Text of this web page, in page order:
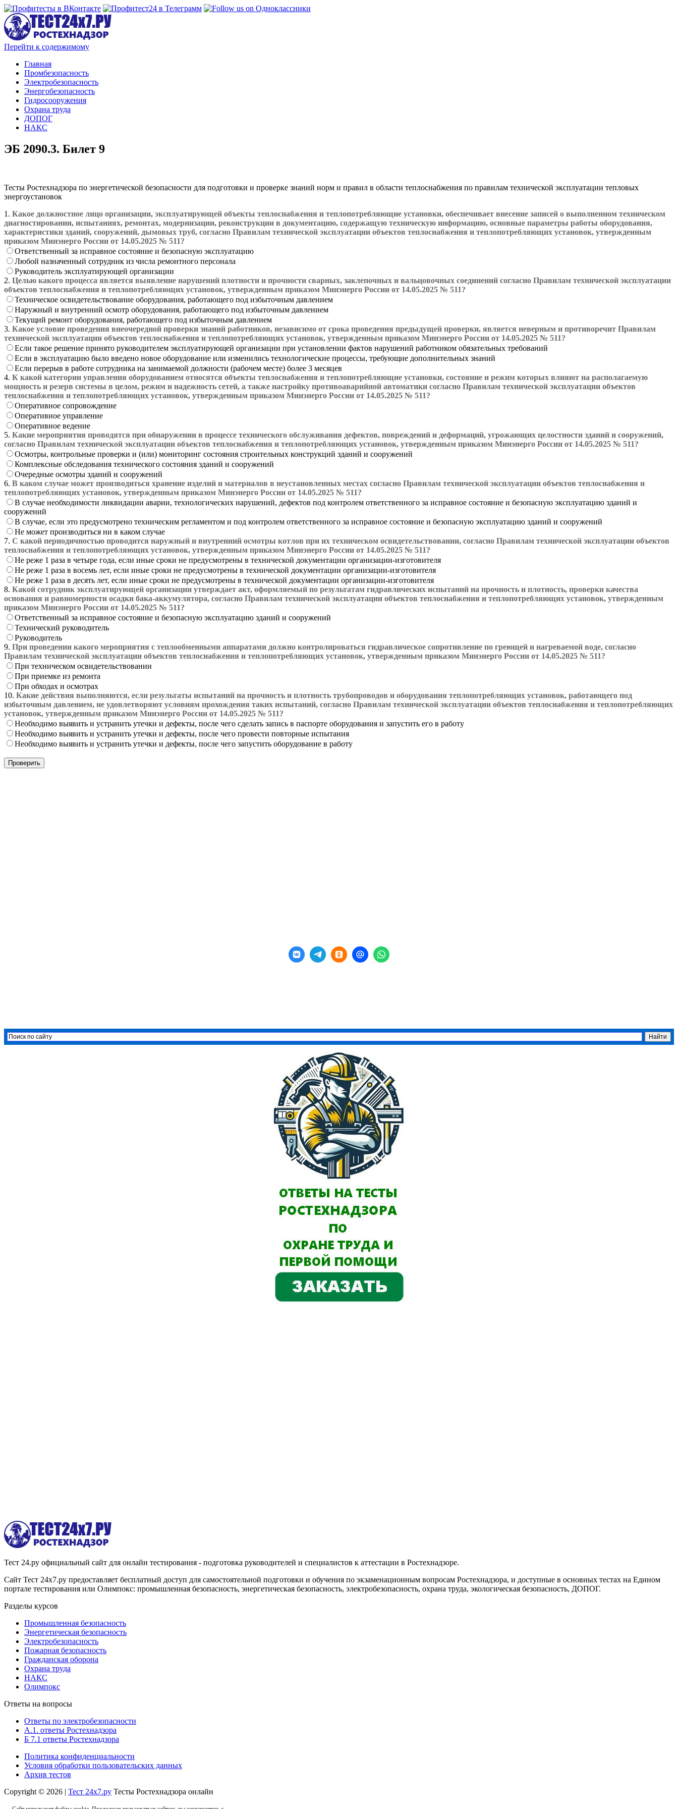
Перейти к содержимому
Главная
Промбезопасность
Электробезопасность
Энергобезопасность
Гидросооружения
Охрана труда
ДОПОГ
НАКС
ЭБ 2090.3. Билет 9
Тесты Ростехнадзора по энергетической безопасности для подготовки и проверке знаний норм и правил в области теплоснабжения по правилам технической эксплуатации тепловых
энергоустановок
1. Какое должностное лицо организации, эксплуатирующей объекты теплоснабжения и теплопотребляющие установки, обеспечивает внесение записей о выполненном техническом
диагностировании, испытаниях, ремонтах, модернизации, реконструкции в документацию, содержащую техническую информацию, основные параметры работы оборудования,
характеристики зданий, сооружений, дымовых труб, согласно Правилам технической эксплуатации объектов теплоснабжения и теплопотребляющих установок, утвержденным
приказом Минэнерго России от 14.05.2025 № 511?
Ответственный за исправное состояние и безопасную эксплуатацию
Любой назначенный сотрудник из числа ремонтного персонала
Руководитель эксплуатирующей организации
2. Целью какого процесса является выявление нарушений плотности и прочности сварных, заклепочных и вальцовочных соединений согласно Правилам технической эксплуатации
объектов теплоснабжения и теплопотребляющих установок, утвержденным приказом Минэнерго России от 14.05.2025 № 511?
Техническое освидетельствование оборудования, работающего под избыточным давлением
Наружный и внутренний осмотр оборудования, работающего под избыточным давлением
Текущий ремонт оборудования, работающего под избыточным давлением
3. Какое условие проведения внеочередной проверки знаний работников, независимо от срока проведения предыдущей проверки, является неверным и противоречит Правилам
технической эксплуатации объектов теплоснабжения и теплопотребляющих установок, утвержденным приказом Минэнерго России от 14.05.2025 № 511?
Если такое решение принято руководителем эксплуатирующей организации при установлении фактов нарушений работником обязательных требований
Если в эксплуатацию было введено новое оборудование или изменились технологические процессы, требующие дополнительных знаний
Если перерыв в работе сотрудника на занимаемой должности (рабочем месте) более 3 месяцев
4. К какой категории управления оборудованием относятся объекты теплоснабжения и теплопотребляющие установки, состояние и режим которых влияют на располагаемую
мощность и резерв системы в целом, режим и надежность сетей, а также настройку противоаварийной автоматики согласно Правилам технической эксплуатации объектов
теплоснабжения и теплопотребляющих установок, утвержденным приказом Минэнерго России от 14.05.2025 № 511?
Оперативное сопровождение
Оперативное управление
Оперативное ведение
5. Какие мероприятия проводятся при обнаружении в процессе технического обслуживания дефектов, повреждений и деформаций, угрожающих целостности зданий и сооружений,
согласно Правилам технической эксплуатации объектов теплоснабжения и теплопотребляющих установок, утвержденным приказом Минэнерго России от 14.05.2025 № 511?
Осмотры, контрольные проверки и (или) мониторинг состояния строительных конструкций зданий и сооружений
Комплексные обследования технического состояния зданий и сооружений
Очередные осмотры зданий и сооружений
6. В каком случае может производиться хранение изделий и материалов в неустановленных местах согласно Правилам технической эксплуатации объектов теплоснабжения и
теплопотребляющих установок, утвержденным приказом Минэнерго России от 14.05.2025 № 511?
В случае необходимости ликвидации аварии, технологических нарушений, дефектов под контролем ответственного за исправное состояние и безопасную эксплуатацию зданий и
сооружений
В случае, если это предусмотрено техническим регламентом и под контролем ответственного за исправное состояние и безопасную эксплуатацию зданий и сооружений
Не может производиться ни в каком случае
7. С какой периодичностью проводится наружный и внутренний осмотры котлов при их техническом освидетельствовании, согласно Правилам технической эксплуатации объектов
теплоснабжения и теплопотребляющих установок, утвержденным приказом Минэнерго России от 14.05.2025 № 511?
Не реже 1 раза в четыре года, если иные сроки не предусмотрены в технической документации организации-изготовителя
Не реже 1 раза в восемь лет, если иные сроки не предусмотрены в технической документации организации-изготовителя
Не реже 1 раза в десять лет, если иные сроки не предусмотрены в технической документации организации-изготовителя
8. Какой сотрудник эксплуатирующей организации утверждает акт, оформляемый по результатам гидравлических испытаний на прочность и плотность, проверки качества
основания и равномерности осадки бака-аккумулятора, согласно Правилам технической эксплуатации объектов теплоснабжения и теплопотребляющих установок, утвержденным
приказом Минэнерго России от 14.05.2025 № 511?
Ответственный за исправное состояние и безопасную эксплуатацию зданий и сооружений
Технический руководитель
Руководитель
9. При проведении какого мероприятия с теплообменными аппаратами должно контролироваться гидравлическое сопротивление по греющей и нагреваемой воде, согласно
Правилам технической эксплуатации объектов теплоснабжения и теплопотребляющих установок, утвержденным приказом Минэнерго России от 14.05.2025 № 511?
При техническом освидетельствовании
При приемке из ремонта
При обходах и осмотрах
10. Какие действия выполняются, если результаты испытаний на прочность и плотность трубопроводов и оборудования теплопотребляющих установок, работающего под
избыточным давлением, не удовлетворяют условиям прохождения таких испытаний, согласно Правилам технической эксплуатации объектов теплоснабжения и теплопотребляющих
установок, утвержденным приказом Минэнерго России от 14.05.2025 № 511?
Необходимо выявить и устранить утечки и дефекты, после чего сделать запись в паспорте оборудования и запустить его в работу
Необходимо выявить и устранить утечки и дефекты, после чего провести повторные испытания
Необходимо выявить и устранить утечки и дефекты, после чего запустить оборудование в работу
Тест 24.ру официальный сайт для онлайн тестирования - подготовка руководителей и специалистов к аттестации в Ростехнадзоре.
Сайт Тест 24х7.ру предоставляет бесплатный доступ для самостоятельной подготовки и обучения по экзаменационным вопросам Ростехнадзора, и доступные в основных тестах на Едином
портале тестирования или Олимпокс: промышленная безопасность, энергетическая безопасность, электробезопасность, охрана труда, экологическая безопасность, ДОПОГ.
Разделы курсов
Промышленная безопасность
Энергетическая безопасность
Электробезопасность
Пожарная безопасность
Гражданская оборона
Охрана труда
НАКС
Олимпокс
Ответы на вопросы
Ответы по электробезопасности
А.1. ответы Ростехнадзора
Б 7.1 ответы Ростехнадзора
Политика конфиденциальности
Условия обработки пользовательских данных
Архив тестов
Copyright © 2026 | Тест 24х7.ру Тесты Ростехнадзора онлайн